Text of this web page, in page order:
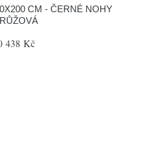
CM - ČERNÉ NOHY
RŮŽOVÁ
438 Kč